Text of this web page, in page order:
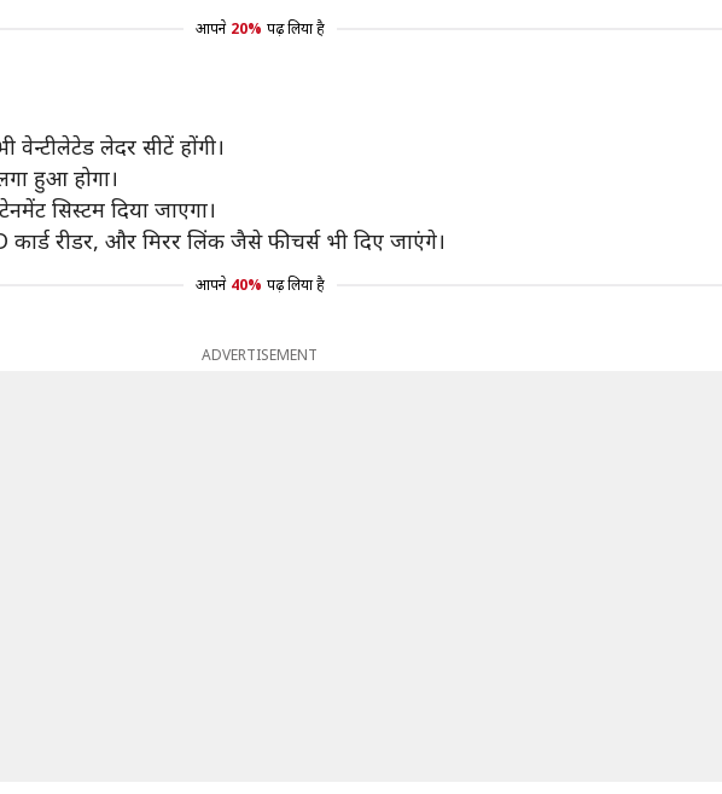
आपने 20% पढ़ लिया है
लेदर सीटें होंगी।
हुआ होगा।
सिस्टम दिया जाएगा।
रीडर, और मिरर लिंक जैसे फीचर्स भी दिए जाएंगे।
आपने 40% पढ़ लिया है
ADVERTISEMENT